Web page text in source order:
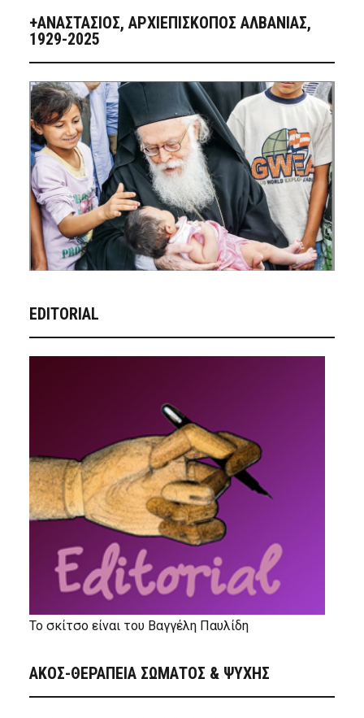
+ΑΝΑΣΤΆΣΙΟΣ, ΑΡΧΙΕΠΊΣΚΟΠΟΣ ΑΛΒΑΝΊΑΣ,
1929-2025
EDITORIAL
Το σκίτσο είναι του Βαγγέλη Παυλίδη
ΑΚΟΣ-ΘΕΡΑΠΕΙΑ ΣΩΜΑΤΟΣ & ΨΥΧΗΣ